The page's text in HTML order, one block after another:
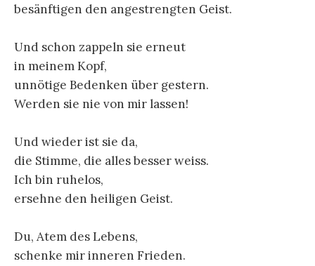
besänftigen den angestrengten Geist.
Und schon zappeln sie erneut
in meinem Kopf,
unnötige Bedenken über gestern.
Werden sie nie von mir lassen!
Und wieder ist sie da,
die Stimme, die alles besser weiss.
Ich bin ruhelos,
ersehne den heiligen Geist.
Du, Atem des Lebens,
schenke mir inneren Frieden.